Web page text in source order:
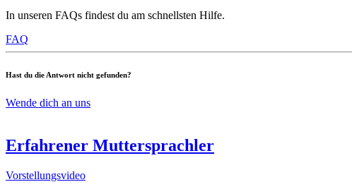
In unseren FAQs findest du am schnellsten Hilfe.
FAQ
Hast du die Antwort nicht gefunden?
Wende dich an uns
Erfahrener Muttersprachler
Vorstellungsvideo